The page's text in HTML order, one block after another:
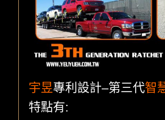
宇昱專利設計–第三代智
特點有: